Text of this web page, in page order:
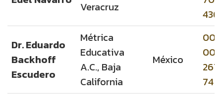
Veracruz
Dr. Eduardo
Backhoff
Escudero
Métrica
Educativa
A.C., Baja
California
México
74